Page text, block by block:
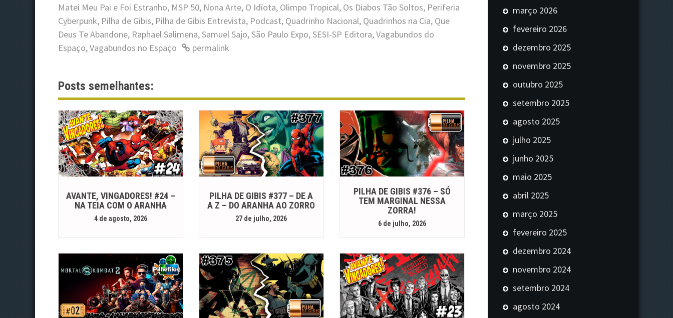
Matei Meu Pai e Foi Estranho, MSP 50, Nona Arte, O Idiota, Olimpo Tropical, Os Diabos Tão Soltos, Periferia
Cyberpunk, Pilha de Gibis, Pilha de Gibis Entrevista, Podcast, Quadrinho Nacional, Quadrinhos na Cia, Que
Deus Te Abandone, Raphael Salimena,Samuel Sajo,São Paulo Expo,SESI-SP Editora,Vagabundos do
Espaço,Vagabundos no Espaço permalink
Posts semelhantes:
AVANTE, VINGADORES! #24 –
NA TEIA COM O ARANHA
4 de agosto, 2026
PILHA DE GIBIS #377 – DE A
A Z – DO ARANHA AO ZORRO
27 de julho, 2026
PILHA DE GIBIS #376 – SÓ
TEM MARGINAL NESSA
ZORRA!
6 de julho, 2026
março 2026
fevereiro 2026
dezembro 2025
novembro 2025
outubro 2025
setembro 2025
agosto 2025
julho 2025
junho 2025
maio 2025
abril 2025
março 2025
fevereiro 2025
dezembro 2024
novembro 2024
setembro 2024
agosto 2024